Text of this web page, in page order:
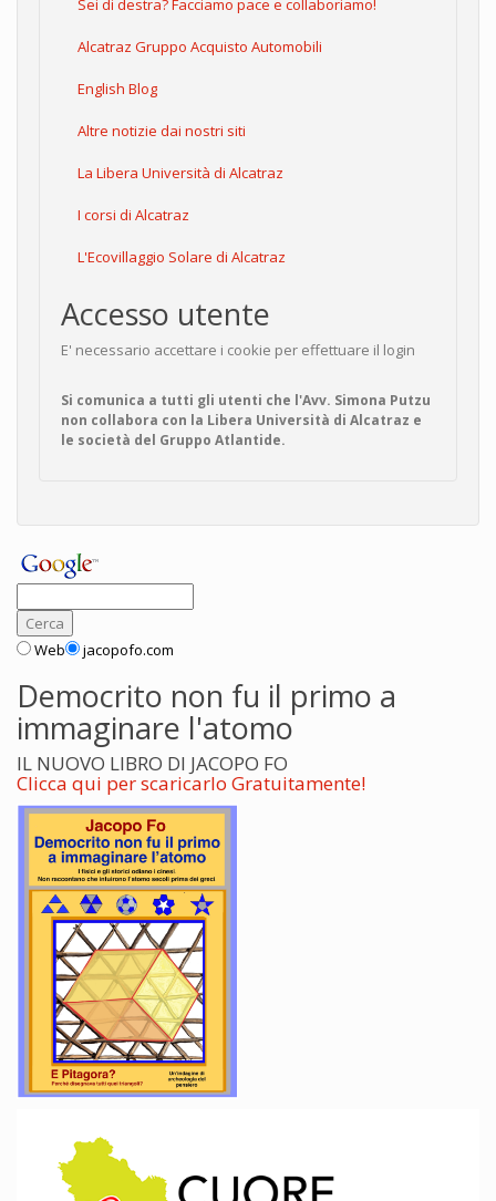
Sei di destra? Facciamo pace e collaboriamo!
Alcatraz Gruppo Acquisto Automobili
English Blog
Altre notizie dai nostri siti
La Libera Università di Alcatraz
I corsi di Alcatraz
L'Ecovillaggio Solare di Alcatraz
Accesso utente
E' necessario accettare i cookie per effettuare il login
Si comunica a tutti gli utenti che l'Avv. Simona Putzu
non collabora con la Libera Università di Alcatraz e
le società del Gruppo Atlantide.
Web jacopofo.com
Democrito non fu il primo a
immaginare l'atomo
IL NUOVO LIBRO DI JACOPO FO
Clicca qui per scaricarlo Gratuitamente!